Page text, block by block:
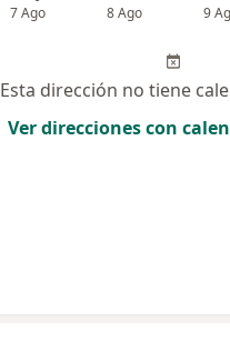
7 Ago 8 Ago 9
Esta dirección no tiene
Ver direcciones con